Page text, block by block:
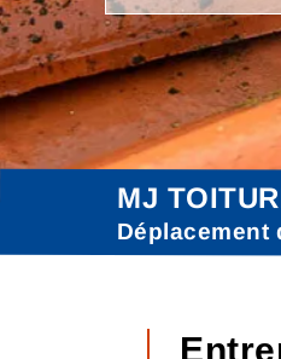
MJ
Déplacement